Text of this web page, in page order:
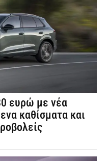
ευρώ με νέα
καθίσματα και